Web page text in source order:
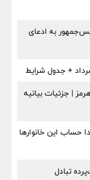
به ادعای
| جزئیات بیانیه
تغییر کرد | فردا حساب این خانوارها
تبادل